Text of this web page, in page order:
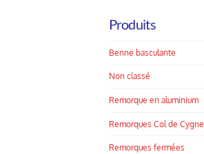
Produits
Benne basculante
Non classé
Remorque en aluminium
Remorques Col de Cygne
Remorques fermées